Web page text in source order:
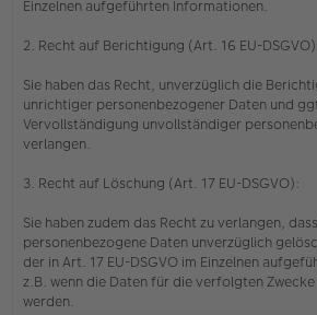
Einzelnen aufgeführten Informationen.
2. Recht auf Berichtigung (Art. 16 EU-
Sie haben das Recht, unverzüglich die
unrichtiger personenbezogener Daten und
Vervollständigung unvollständiger
verlangen.
3. Recht auf Löschung (Art. 17 EU-DSGVO):
Sie haben zudem das Recht zu verlangen,
personenbezogene Daten unverzüglich
der in Art. 17 EU-DSGVO im Einzelnen
z.B. wenn die Daten für die verfolgten
werden.